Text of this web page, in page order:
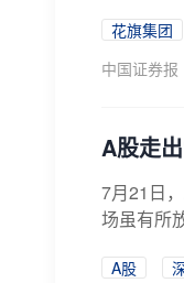
花旗集团
中国证券报
A股走
7月21日
场虽有所
A股